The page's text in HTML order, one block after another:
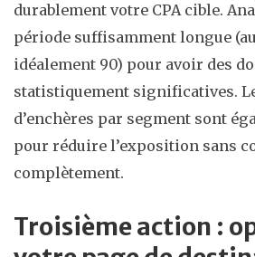
durablement votre CPA cible.
période suffisamment longue
idéalement 90) pour avoir des
statistiquement significatives.
d’enchères par segment sont
pour réduire l’exposition sans
complètement.
Troisième action :